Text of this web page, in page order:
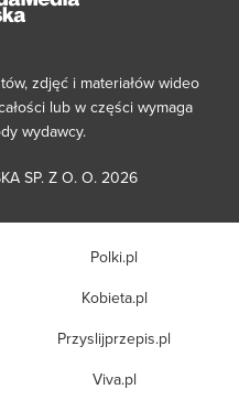
zdjęć i materiałów wideo
lub w części wymaga
wydawcy.
SP. Z O. O. 2026
Polki.pl
Kobieta.pl
Przyslijprzepis.pl
Viva.pl